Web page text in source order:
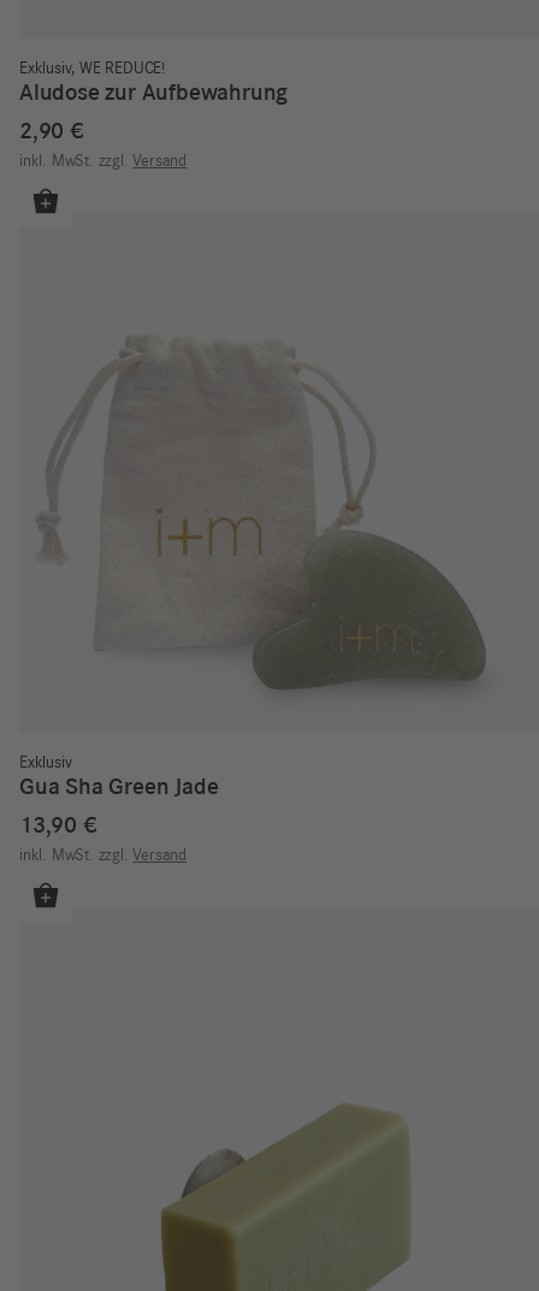
Exklusiv,WE REDUCE!
Aludose zur Aufbewahrung
2,90 €
inkl. MwSt. zzgl. Versand
Exklusiv
Gua Sha Green Jade
13,90 €
inkl. MwSt. zzgl. Versand